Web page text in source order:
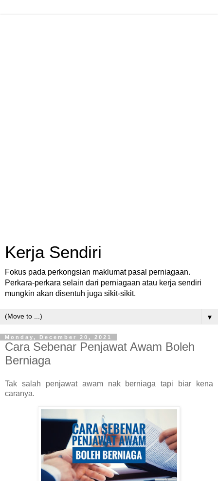
Kerja Sendiri
Fokus pada perkongsian maklumat pasal perniagaan.
Perkara-perkara selain dari perniagaan atau kerja sendiri
mungkin akan disentuh juga sikit-sikit.
▼
Monday, December 20, 2021
Cara Sebenar Penjawat Awam Boleh
Berniaga
Tak salah penjawat awam nak berniaga tapi biar kena
caranya.